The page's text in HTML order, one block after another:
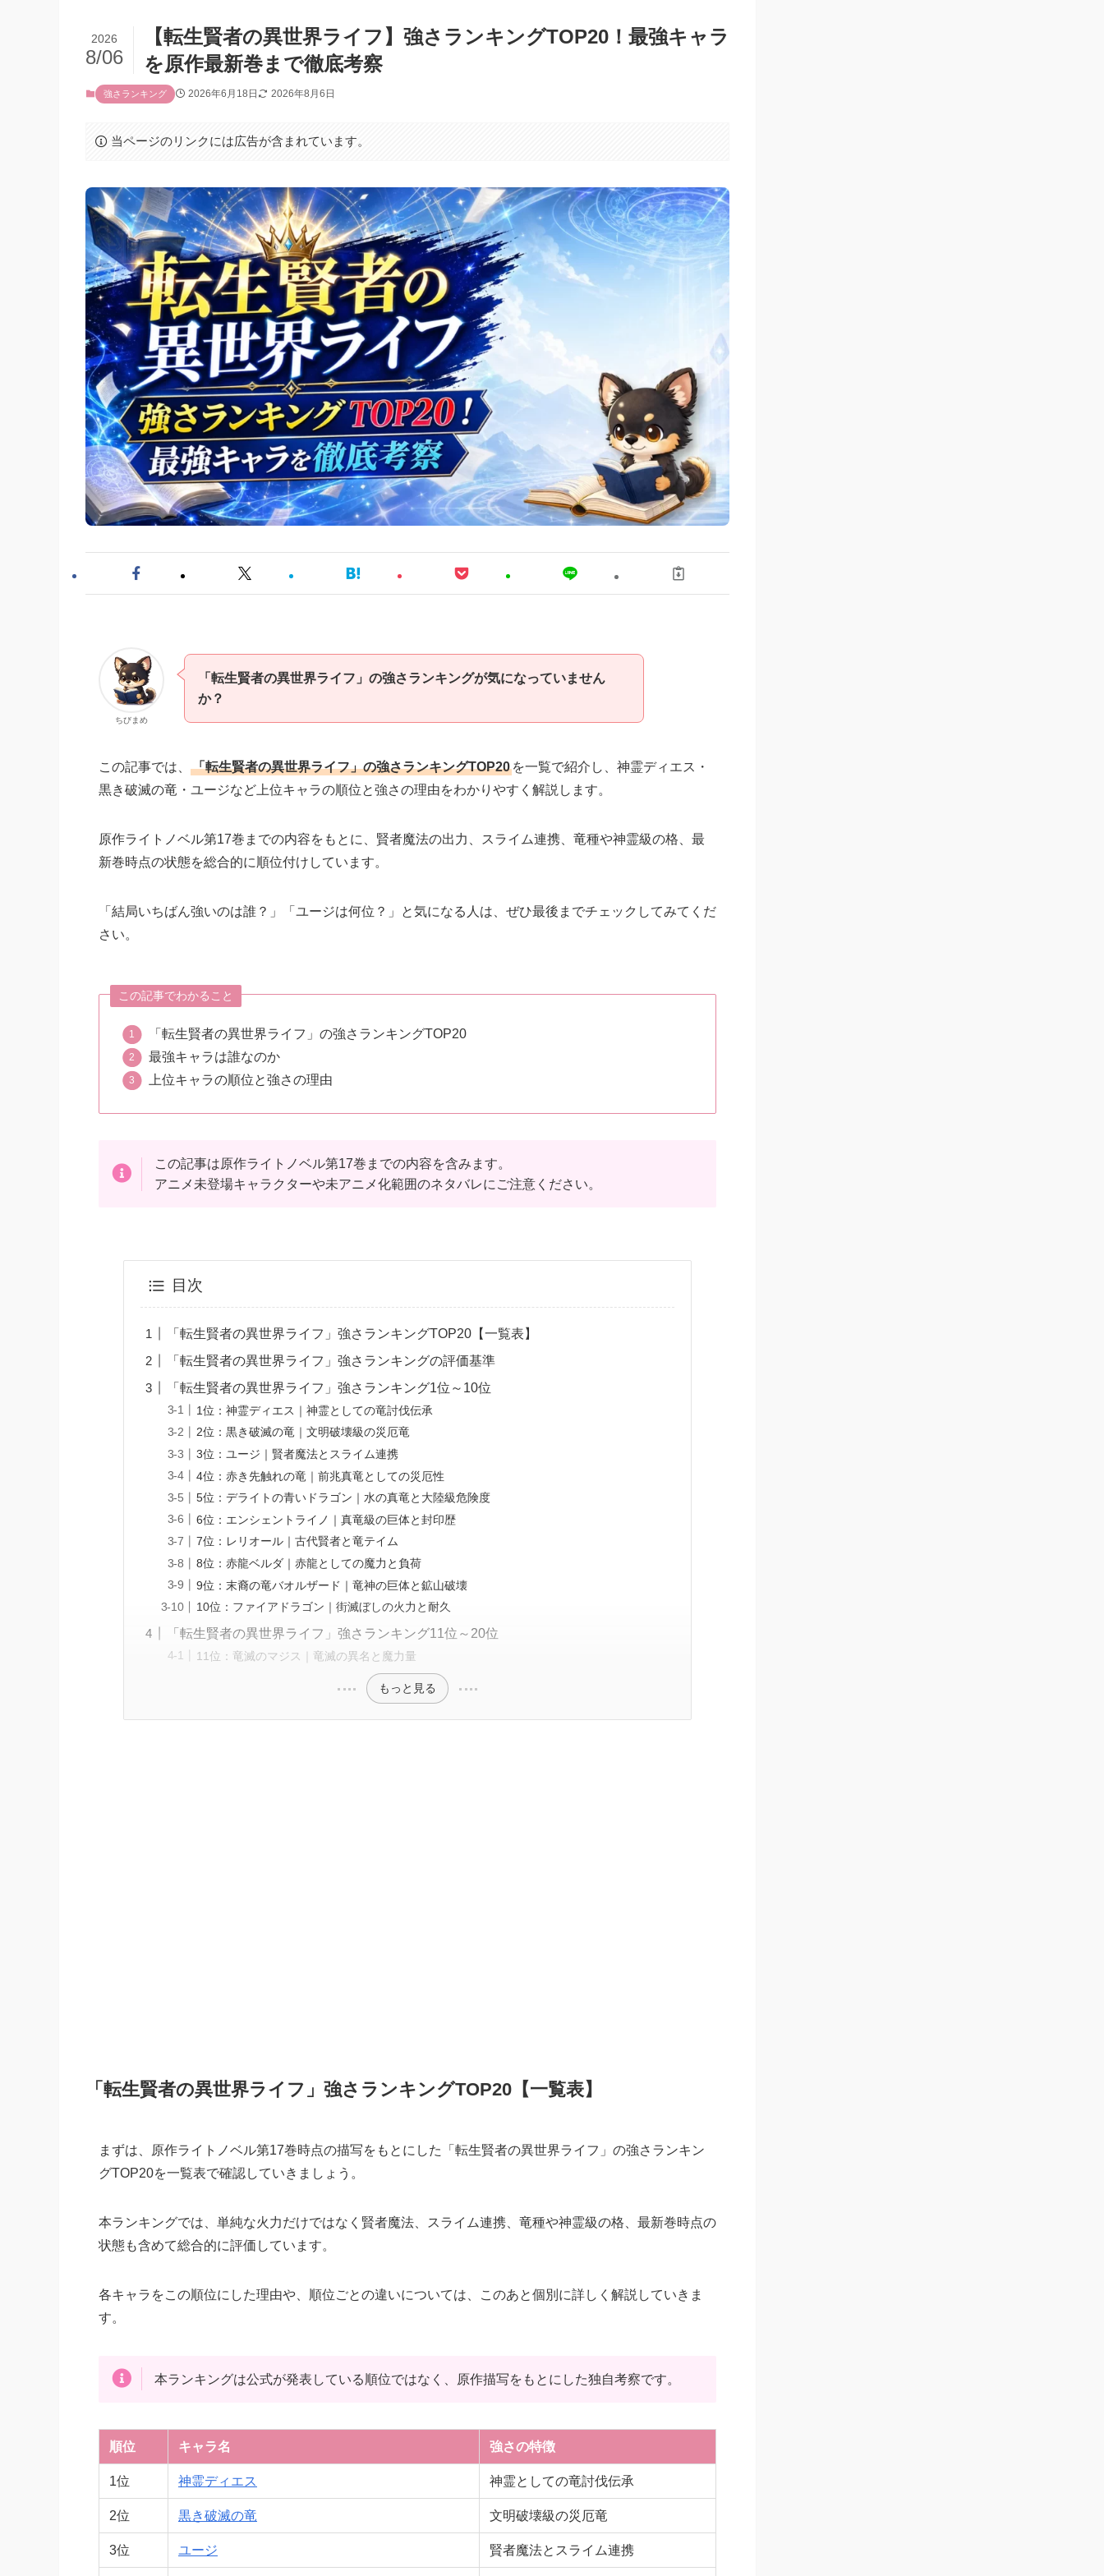
【転生賢者の異世界ライフ】強さランキングTOP20！最強キャラ
を原作最新巻まで徹底考察
2026
8/06
強さランキング 2026年6月18日 2026年8月6日
当ページのリンクには広告が含まれています。
ちびまめ
「転生賢者の異世界ライフ」の強さランキングが気になっていません
か？
この記事では、 「転生賢者の異世界ライフ」の強さランキングTOP20 を一覧で紹介し、神霊ディエス・
黒き破滅の竜・ユージなど上位キャラの順位と強さの理由をわかりやすく解説します。
原作ライトノベル第17巻までの内容をもとに、賢者魔法の出力、スライム連携、竜種や神霊級の格、最
新巻時点の状態を総合的に順位付けしています。
「結局いちばん強いのは誰？」「ユージは何位？」と気になる人は、ぜひ最後までチェックしてみてくだ
さい。
この記事でわかること
「転生賢者の異世界ライフ」の強さランキングTOP20
最強キャラは誰なのか
上位キャラの順位と強さの理由
この記事は原作ライトノベル第17巻までの内容を含みます。
アニメ未登場キャラクターや未アニメ化範囲のネタバレにご注意ください。
目次
「転生賢者の異世界ライフ」強さランキングTOP20【一覧表】
「転生賢者の異世界ライフ」強さランキングの評価基準
「転生賢者の異世界ライフ」強さランキング1位～10位
1位：神霊ディエス｜神霊としての竜討伐伝承
2位：黒き破滅の竜｜文明破壊級の災厄竜
3位：ユージ｜賢者魔法とスライム連携
4位：赤き先触れの竜｜前兆真竜としての災厄性
5位：デライトの青いドラゴン｜水の真竜と大陸級危険度
6位：エンシェントライノ｜真竜級の巨体と封印歴
7位：レリオール｜古代賢者と竜テイム
8位：赤龍ベルダ｜赤龍としての魔力と負荷
9位：末裔の竜バオルザード｜竜神の巨体と鉱山破壊
10位：ファイアドラゴン｜街滅ぼしの火力と耐久
「転生賢者の異世界ライフ」強さランキング11位～20位
11位：竜滅のマジス｜竜滅の異名と魔力量
もっと見る
「転生賢者の異世界ライフ」強さランキングTOP20【一覧表】
まずは、原作ライトノベル第17巻時点の描写をもとにした「転生賢者の異世界ライフ」の強さランキン
グTOP20を一覧表で確認していきましょう。
本ランキングでは、単純な火力だけではなく賢者魔法、スライム連携、竜種や神霊級の格、最新巻時点の
状態も含めて総合的に評価しています。
各キャラをこの順位にした理由や、順位ごとの違いについては、このあと個別に詳しく解説していきま
す。
本ランキングは公式が発表している順位ではなく、原作描写をもとにした独自考察です。
順位 キャラ名 強さの特徴
1位 神霊ディエス 神霊としての竜討伐伝承
2位 黒き破滅の竜 文明破壊級の災厄竜
3位 ユージ 賢者魔法とスライム連携